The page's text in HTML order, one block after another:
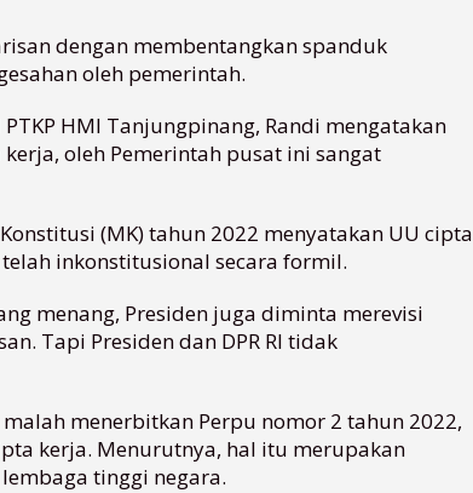
dengan membentangkan spanduk
oleh pemerintah.
HMI Tanjungpinang, Randi mengatakan
oleh Pemerintah pusat ini sangat
(MK) tahun 2022 menyatakan UU cipta
inkonstitusional secara formil.
menang, Presiden juga diminta merevisi
Tapi Presiden dan DPR RI tidak
menerbitkan Perpu nomor 2 tahun 2022,
kerja. Menurutnya, hal itu merupakan
tinggi negara.